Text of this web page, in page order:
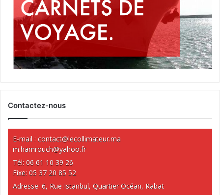
Contactez-nous
E-mail : contact@lecollimateur.ma
m.hamrouch@yahoo.fr
Tél: 06 61 10 39 26
Fixe: 05 37 20 85 52
Adresse: 6, Rue Istanbul, Quartier Océan, Rabat